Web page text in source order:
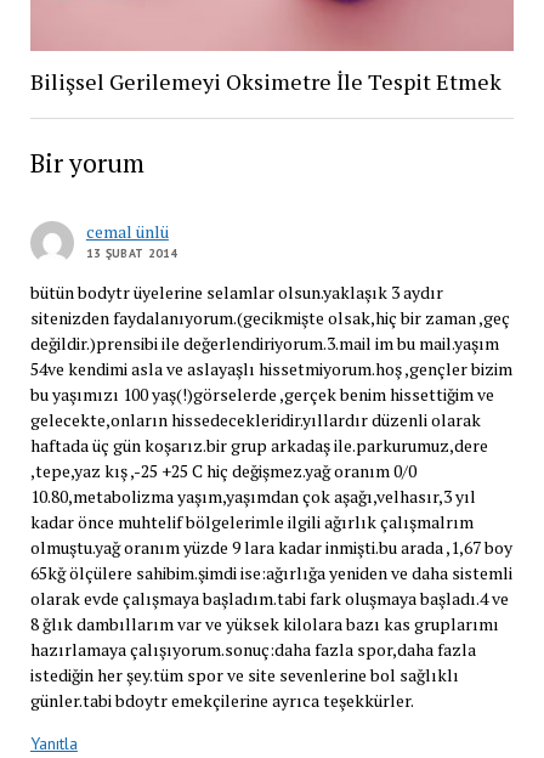
Bilişsel Gerilemeyi Oksimetre İle Tespit Etmek
Bir yorum
cemal ünlü
13 ŞUBAT 2014
bütün bodytr üyelerine selamlar olsun.yaklaşık 3 aydır
sitenizden faydalanıyorum.(gecikmişte olsak,hiç bir zaman ,geç
değildir.)prensibi ile değerlendiriyorum.3.mail im bu mail.yaşım
54ve kendimi asla ve aslayaşlı hissetmiyorum.hoş ,gençler bizim
bu yaşımızı 100 yaş(!)görselerde ,gerçek benim hissettiğim ve
gelecekte,onların hissedecekleridir.yıllardır düzenli olarak
haftada üç gün koşarız.bir grup arkadaş ile.parkurumuz,dere
,tepe,yaz kış ,-25 +25 C hiç değişmez.yağ oranım 0/0
10.80,metabolizma yaşım,yaşımdan çok aşağı,velhasır,3 yıl
kadar önce muhtelif bölgelerimle ilgili ağırlık çalışmalrım
olmuştu.yağ oranım yüzde 9 lara kadar inmişti.bu arada ,1,67 boy
65kğ ölçülere sahibim.şimdi ise:ağırlığa yeniden ve daha sistemli
olarak evde çalışmaya başladım.tabi fark oluşmaya başladı.4 ve
8 ğlık dambıllarım var ve yüksek kilolara bazı kas gruplarımı
hazırlamaya çalışıyorum.sonuç:daha fazla spor,daha fazla
istediğin her şey.tüm spor ve site sevenlerine bol sağlıklı
günler.tabi bdoytr emekçilerine ayrıca teşekkürler.
Yanıtla